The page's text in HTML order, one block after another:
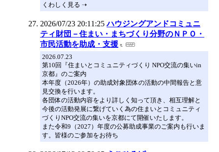
くわしく見る ➝
2026/07/23 20:11:25 ハウジングアンドコミュニ
ティ財団－住まい・まちづくり分野のＮＰＯ・
市民活動を助成・支援
2026.07.23
第10回『住まいとコミュニティづくり NPO交流の集いin
京都』のご案内
本年度（2026年）の助成対象団体の活動の中間報告と意
見交換を行います。
各団体の活動内容をより詳しく知って頂き、相互理解と
今後の活動発展に繋げていく為の住まいとコミュニティ
づくりNPO交流の集いを京都にて開催いたします。
また令和9（2027）年度の公募助成事業のご案内も行いま
す。皆様のご参加をお待ち